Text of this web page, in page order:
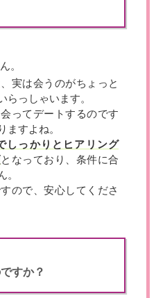
。
実は会うのがちょっと
らっしゃいます。
ってデートするのです
ますよね。
しっかりとヒアリング
となっており、条件に合
。
ので、安心してくださ
すか？